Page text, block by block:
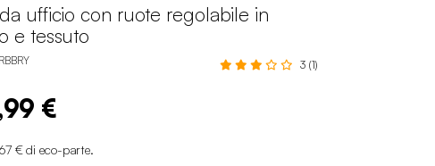
ufficio con ruote regolabile in
e tessuto
3 (1)
€
€ di eco-parte.